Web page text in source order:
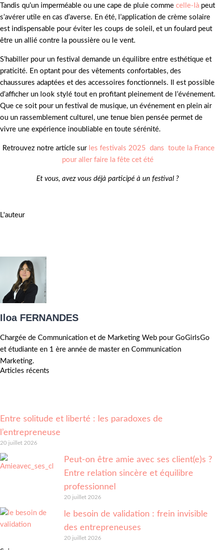
Tandis qu’un imperméable ou une cape de pluie comme celle-là peut
s’avérer utile en cas d’averse. En été, l’application de crème solaire
est indispensable pour éviter les coups de soleil, et un foulard peut
être un allié contre la poussière ou le vent.
S’habiller pour un festival demande un équilibre entre esthétique et
praticité. En optant pour des vêtements confortables, des
chaussures adaptées et des accessoires fonctionnels. Il est possible
d’afficher un look stylé tout en profitant pleinement de l’événement.
Que ce soit pour un festival de musique, un événement en plein air
ou un rassemblement culturel, une tenue bien pensée permet de
vivre une expérience inoubliable en toute sérénité.
Retrouvez notre article sur les festivals 2025 dans toute la France
pour aller faire la fête cet été
Et vous, avez vous déjà participé à un festival ?
L'auteur
Iloa FERNANDES
Chargée de Communication et de Marketing Web pour GoGirlsGo
et étudiante en 1 ère année de master en Communication
Marketing.
Articles récents
Entre solitude et liberté : les paradoxes de
l’entrepreneuse
20 juillet 2026
Peut-on être amie avec ses client(e)s ?
Entre relation sincère et équilibre
professionnel
20 juillet 2026
le besoin de validation : frein invisible
des entrepreneuses
20 juillet 2026